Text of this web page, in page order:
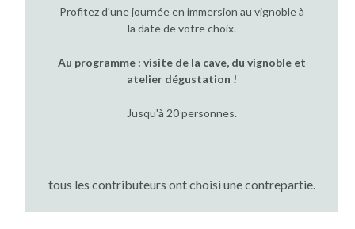
Profitez d'une journée en immersion au vignoble à
la date de votre choix.
Au programme : visite de la cave, du vignoble et
atelier dégustation !
Jusqu'à 20 personnes.
tous les contributeurs ont choisi une contrepartie.